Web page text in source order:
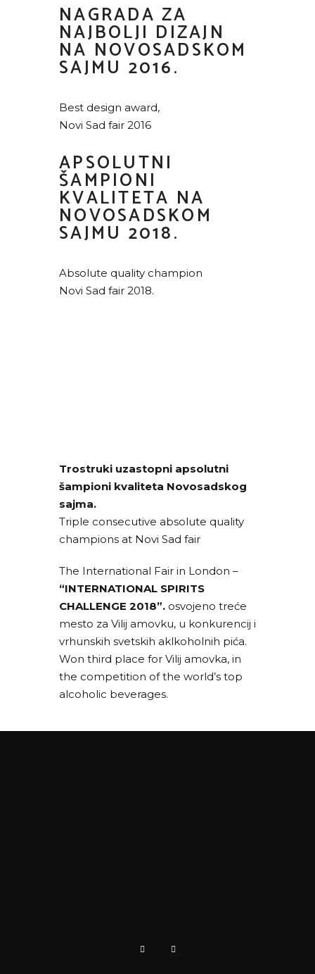
NAGRADA ZA
NAJBOLJI DIZAJN
NA NOVOSADSKOM
SAJMU 2016.
Best design award,
Novi Sad fair 2016
APSOLUTNI
ŠAMPIONI
KVALITETA NA
NOVOSADSKOM
SAJMU 2018.
Absolute quality champion
Novi Sad fair 2018.
Trostruki uzastopni apsolutni
šampioni kvaliteta Novosadskog
sajma.
Triple consecutive absolute quality
champions at Novi Sad fair
The International Fair in London –
“INTERNATIONAL SPIRITS
CHALLENGE 2018”. osvojeno treće
mesto za Vilij amovku, u konkurencij i
vrhunskih svetskih aklkoholnih pića.
Won third place for Vilij amovka, in
the competition of the world’s top
alcoholic beverages.